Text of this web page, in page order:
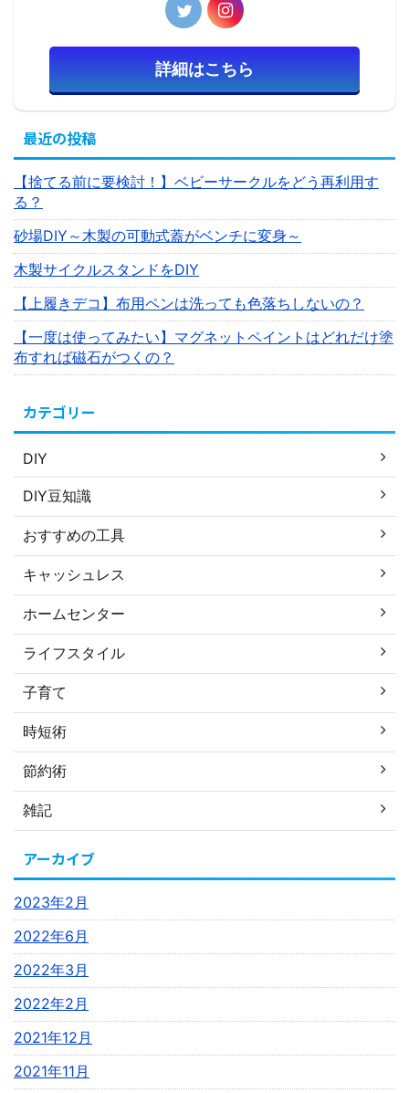
詳細はこちら
最近の投稿
【捨てる前に要検討！】ベビーサークルをどう再利用す
る？
砂場DIY～木製の可動式蓋がベンチに変身～
木製サイクルスタンドをDIY
【上履きデコ】布用ペンは洗っても色落ちしないの？
【一度は使ってみたい】マグネットペイントはどれだけ塗
布すれば磁石がつくの？
カテゴリー
DIY
DIY豆知識
おすすめの工具
キャッシュレス
ホームセンター
ライフスタイル
子育て
時短術
節約術
雑記
アーカイブ
2023年2月
2022年6月
2022年3月
2022年2月
2021年12月
2021年11月